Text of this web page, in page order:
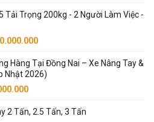
tại
₫4.500.000.
Tải Trọng 200kg - 2 Người Làm Việc -
Giá
tại
là:
Hàng Tại Đồng Nai – Xe Nâng Tay &
Nhật 2026)
Giá
tại
2 Tấn, 2.5 Tấn, 3 Tấn